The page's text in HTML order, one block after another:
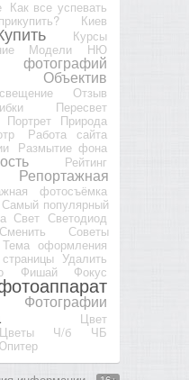
Как все успевать
Киев
Курсы
Модели НЮ
Объектив
Отзыв
Пересвет
Портрет Природа
Работа сайта
Размытие фона
Рейтинг
Репортажная
фотосъёмка
Самый популярный
Свет Светодиод
Сменить Советы
Тема оформления
Удалить
Фишай
Фокус
Фотографии
Цвет
Цветы Ч/б ЧБ